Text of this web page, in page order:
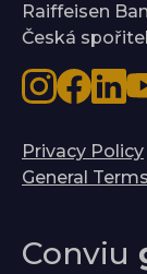
Raiffeisen
Česká
Privacy Policy
General
Conviu